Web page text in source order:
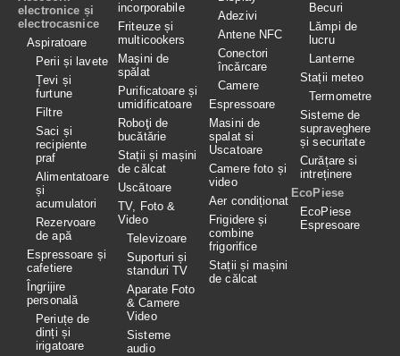
electronice și
electrocasnice
Aspiratoare
Perii și lavete
Țevi și
furtune
Filtre
Saci și
recipiente
praf
Alimentatoare
și
acumulatori
Rezervoare
de apă
Espressoare și
cafetiere
Îngrijire
personală
Periuțe de
dinți și
irigatoare
incorporabile
Friteuze și
multicookers
Maşini de
spălat
Purificatoare și
umidificatoare
Roboţi de
bucătărie
Stații și mașini
de călcat
Uscătoare
TV, Foto &
Video
Televizoare
Suporturi și
standuri TV
Aparate Foto
& Camere
Video
Sisteme
audio
Adezivi
Antene NFC
Conectori
încărcare
Camere
Espressoare
Masini de
spalat si
Uscatoare
Camere foto și
video
Aer condiționat
Frigidere și
combine
frigorifice
Stații și mașini
de călcat
Becuri
Lămpi de
lucru
Lanterne
Stații meteo
Termometre
Sisteme de
supraveghere
și securitate
Curățare si
intreținere
EcoPiese
EcoPiese
Espresoare